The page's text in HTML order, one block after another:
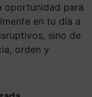
oportunidad para
en tu día a
sino de
orden y